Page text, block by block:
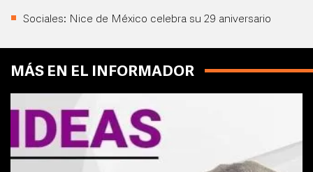
Sociales: Nice de México celebra su 29 aniversario
MÁS EN EL INFORMADOR